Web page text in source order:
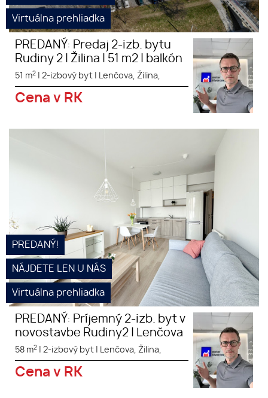
Virtuálna prehliadka
PREDANÝ: Predaj 2-izb. bytu
Rudiny 2 | Žilina | 51 m2 | balkón
51 m2 2-izbový byt Lenčova, Žilina,
Cena v RK
obľúbenom komplexe Rudiny 2
Virtuálna prehliadka
NÁJDETE LEN U NÁS
PREDANÝ!
PREDANÝ: Príjemný 2-izb. byt v
novostavbe Rudiny2 | Lenčova
58 m2 2-izbový byt Lenčova, Žilina,
Cena v RK